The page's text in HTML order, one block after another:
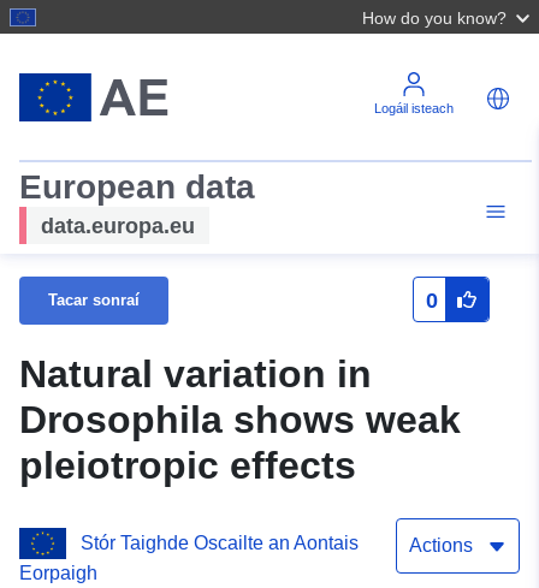
How do you know?
Logáil isteach
European data
data.europa.eu
Tacar sonraí 0
Natural variation in
Drosophila shows weak
pleiotropic effects
Stór Taighde Oscailte an Aontais
Eorpaigh
Actions